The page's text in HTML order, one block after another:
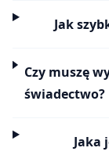
Jak
Czy muszę
świadectwo?
Jaka